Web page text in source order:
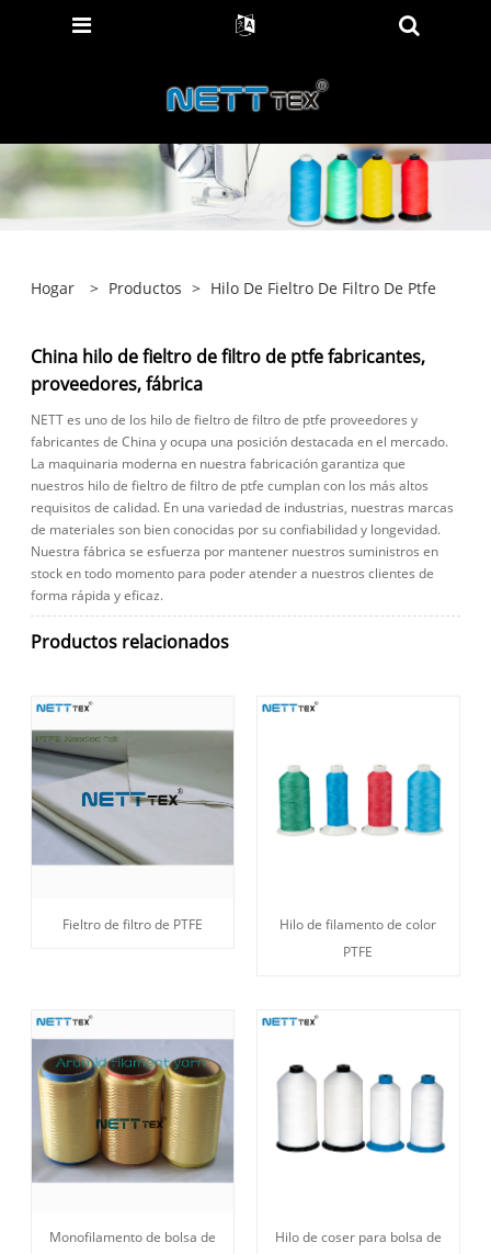
Hogar > Productos > Hilo De Fieltro De Filtro De Ptfe
China hilo de fieltro de filtro de ptfe fabricantes,
proveedores, fábrica
NETT es uno de los hilo de fieltro de filtro de ptfe proveedores y
fabricantes de China y ocupa una posición destacada en el mercado.
La maquinaria moderna en nuestra fabricación garantiza que
nuestros hilo de fieltro de filtro de ptfe cumplan con los más altos
requisitos de calidad. En una variedad de industrias, nuestras marcas
de materiales son bien conocidas por su confiabilidad y longevidad.
Nuestra fábrica se esfuerza por mantener nuestros suministros en
stock en todo momento para poder atender a nuestros clientes de
forma rápida y eficaz.
Productos relacionados
Fieltro de filtro de PTFE
Hilo de filamento de color
PTFE
Monofilamento de bolsa de
Hilo de coser para bolsa de